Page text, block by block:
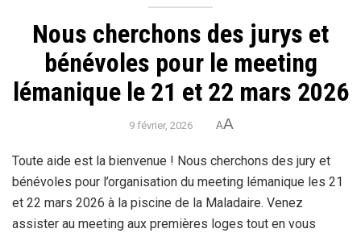
Nous cherchons des jurys et
bénévoles pour le meeting
lémanique le 21 et 22 mars 2026
9 février, 2026 AA
Toute aide est la bienvenue ! Nous cherchons des jury et
bénévoles pour l’organisation du meeting lémanique les 21
et 22 mars 2026 à la piscine de la Maladaire. Venez
assister au meeting aux premières loges tout en vous